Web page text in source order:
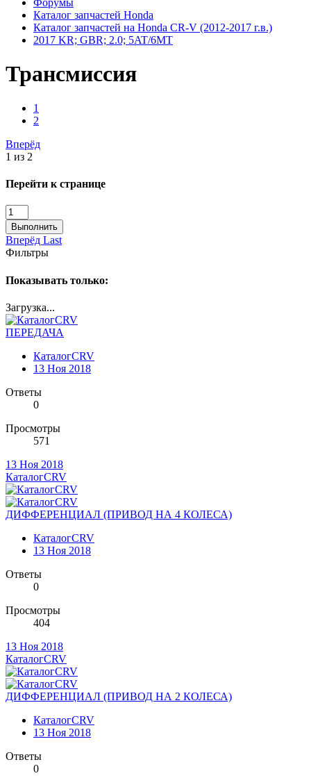
Форумы
Каталог запчастей Honda
Каталог запчастей на Honda CR-V (2012-2017 г.в.)
2017 KR; GBR; 2.0; 5AT/6MT
Трансмиссия
1
2
Вперёд
1 из 2
Перейти к странице
Выполнить
Вперёд Last
Фильтры
Показывать только:
Загрузка...
ПЕРЕДАЧА
КаталогCRV
13 Ноя 2018
Ответы
0
Просмотры
571
13 Ноя 2018
КаталогCRV
ДИФФЕРЕНЦИАЛ (ПРИВОД НА 4 КОЛЕСА)
КаталогCRV
13 Ноя 2018
Ответы
0
Просмотры
404
13 Ноя 2018
КаталогCRV
ДИФФЕРЕНЦИАЛ (ПРИВОД НА 2 КОЛЕСА)
КаталогCRV
13 Ноя 2018
Ответы
0